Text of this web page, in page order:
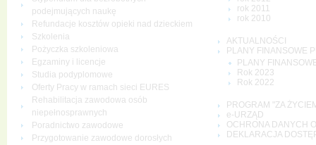
podejmujących naukę
Refundacje kosztów opieki nad dzieckiem
Szkolenia
Pożyczka szkoleniowa
Egzaminy i licencje
Studia podyplomowe
Oferty Pracy w ramach sieci EURES
Rehabilitacja zawodowa osób
niepełnosprawnych
Poradnictwo zawodowe
Przygotowanie zawodowe dorosłych
rok 2011
rok 2010
AKTUALNOŚCI
PLANY FINANSOWE
PLANY
Rok 2023
Rok 2022
PROGRAM "ZA
e-URZĄD
OCHRONA DANYCH
DEKLARACJA